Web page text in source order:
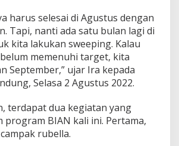
y
o
I
k
u
t
B
A
N
2
0
harus selesai di Agustus dengan
Tapi, nanti ada satu bulan lagi di
kita lakukan sweeping. Kalau
memenuhi target, kita
September,” ujar Ira kepada
Selasa 2 Agustus 2022.
terdapat dua kegiatan yang
program BIAN kali ini. Pertama,
rubella.